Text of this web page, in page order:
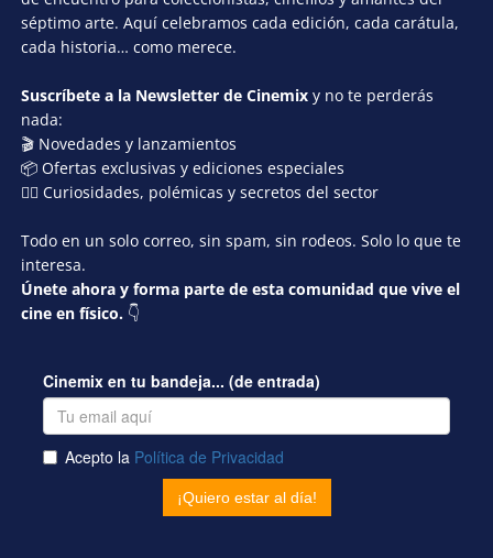
séptimo arte. Aquí celebramos cada edición, cada carátula,
cada historia… como merece.
Suscríbete a la Newsletter de Cinemix y no te perderás
nada:
🎬 Novedades y lanzamientos
📦 Ofertas exclusivas y ediciones especiales
🕵️‍♂️ Curiosidades, polémicas y secretos del sector
Todo en un solo correo, sin spam, sin rodeos. Solo lo que te
interesa.
Únete ahora y forma parte de esta comunidad que vive el
cine en físico. 👇